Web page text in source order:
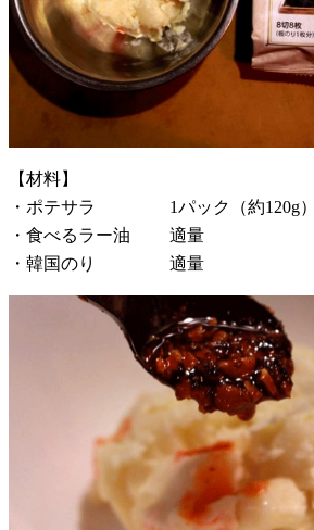
【材料】
・ポテサラ 1パック（約120g）
・食べるラー油 適量
・韓国のり 適量